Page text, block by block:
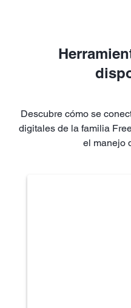
Descubre cómo se
digitales de la familia
el manejo